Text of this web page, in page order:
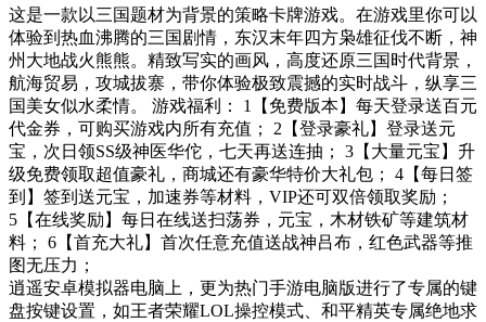
这是一款以三国题材为背景的策略卡牌游戏。在游戏里你可以
体验到热血沸腾的三国剧情，东汉末年四方枭雄征伐不断，神
州大地战火熊熊。精致写实的画风，高度还原三国时代背景，
航海贸易，攻城拔寨，带你体验极致震撼的实时战斗，纵享三
国美女似水柔情。 游戏福利： 1【免费版本】每天登录送百元
代金券，可购买游戏内所有充值； 2【登录豪礼】登录送元
宝，次日领SS级神医华佗，七天再送连抽； 3【大量元宝】升
级免费领取超值豪礼，商城还有豪华特价大礼包； 4【每日签
到】签到送元宝，加速券等材料，VIP还可双倍领取奖励；
5【在线奖励】每日在线送扫荡券，元宝，木材铁矿等建筑材
料； 6【首充大礼】首次任意充值送战神吕布，红色武器等推
图无压力；
逍遥安卓模拟器电脑上，更为热门手游电脑版进行了专属的键
盘按键设置，如王者荣耀LOL操控模式、和平精英专属绝地求